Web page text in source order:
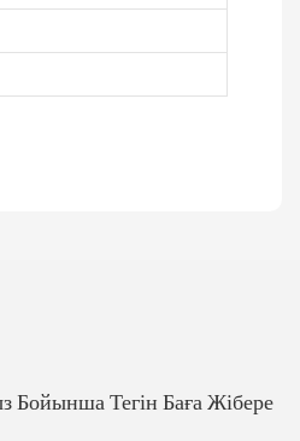
Бойынша Тегін Баға Жібере